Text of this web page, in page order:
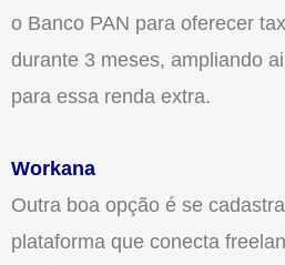
o Banco PAN para oferecer
durante 3 meses, ampliando
para essa renda extra.
Workana
Outra boa opção é se
plataforma que conecta